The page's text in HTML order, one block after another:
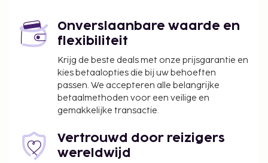
Thermal, CA (TRM-Jacqueline Cochran Regional) -
45,5 km
De aanbevolen luchthaven voor dit appartement is
Palm Springs, CA (PSP-Internationale luchthaven
Palm Springs).
De receptie is tijdens beperkte uren geopend. Ter
gegarandeerd met recreatieve voorzieningen zoals
een buitenzwembad en een bubbelbad.
Onverslaanbare waarde en
flexibiliteit
Krijg de beste deals met onze prijsgarantie en
kies betaalopties die bij uw behoeften
passen. We accepteren alle belangrijke
betaalmethoden voor een veilige en
gemakkelijke transactie.
Vertrouwd door reizigers
wereldwijd